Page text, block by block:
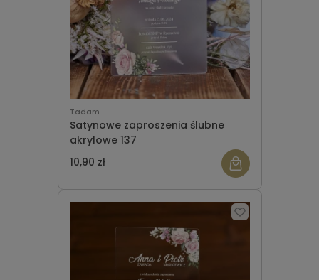
Tadam
Satynowe zaproszenia ślubne
akrylowe 137
10,90 zł